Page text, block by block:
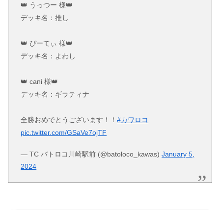
👑 うっつー 様👑
デッキ名：推し
👑 ぴーてぃ 様👑
デッキ名：よわし
👑 cani 様👑
デッキ名：ギラティナ
全勝おめでとうございます！！#カワロコ
pic.twitter.com/GSaVe7ojTF
— TC バトロコ川崎駅前 (@batoloco_kawas)January 5,
2024